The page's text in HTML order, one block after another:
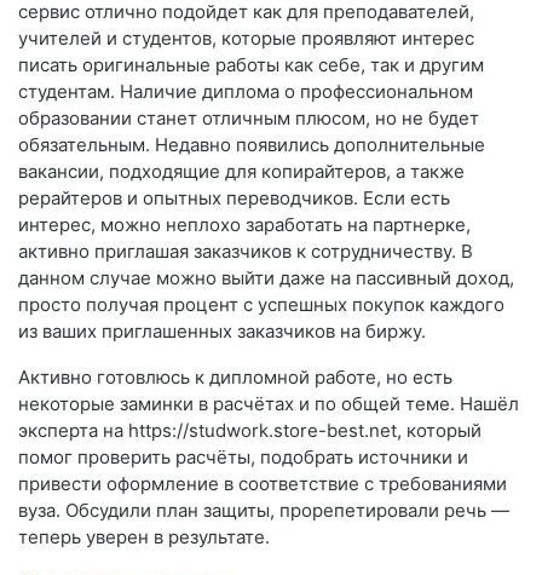
сервис отлично подойдет как для преподавателей,
учителей и студентов, которые проявляют интерес
писать оригинальные работы как себе, так и другим
студентам. Наличие диплома о профессиональном
образовании станет отличным плюсом, но не будет
обязательным. Недавно появились дополнительные
вакансии, подходящие для копирайтеров, а также
рерайтеров и опытных переводчиков. Если есть
интерес, можно неплохо заработать на партнерке,
активно приглашая заказчиков к сотрудничеству. В
данном случае можно выйти даже на пассивный доход,
просто получая процент с успешных покупок каждого
из ваших приглашенных заказчиков на биржу.
Активно готовлюсь к дипломной работе, но есть
некоторые заминки в расчётах и по общей теме. Нашёл
эксперта на https://studwork.store-best.net, который
помог проверить расчёты, подобрать источники и
привести оформление в соответствие с требованиями
вуза. Обсудили план защиты, прорепетировали речь —
теперь уверен в результате.